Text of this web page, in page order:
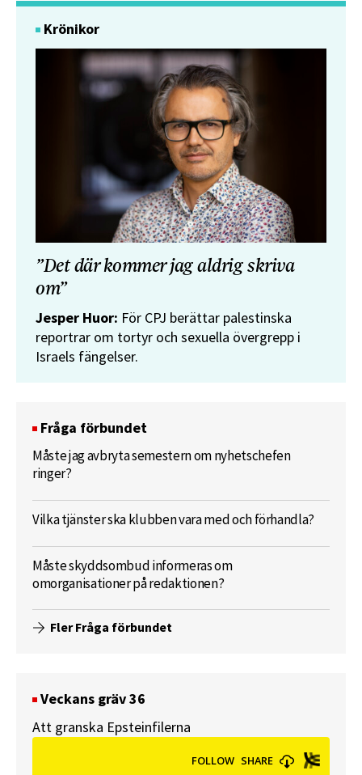
Krönikor
”Det där kommer jag aldrig skriva
om”
Jesper Huor: För CPJ berättar palestinska
reportrar om tortyr och sexuella övergrepp i
Israels fängelser.
Fråga förbundet
Måste jag avbryta semestern om nyhetschefen
ringer?
Vilka tjänster ska klubben vara med och förhandla?
Måste skyddsombud informeras om
omorganisationer på redaktionen?
Fler Fråga förbundet
Veckans gräv 36
Att granska Epsteinfilerna